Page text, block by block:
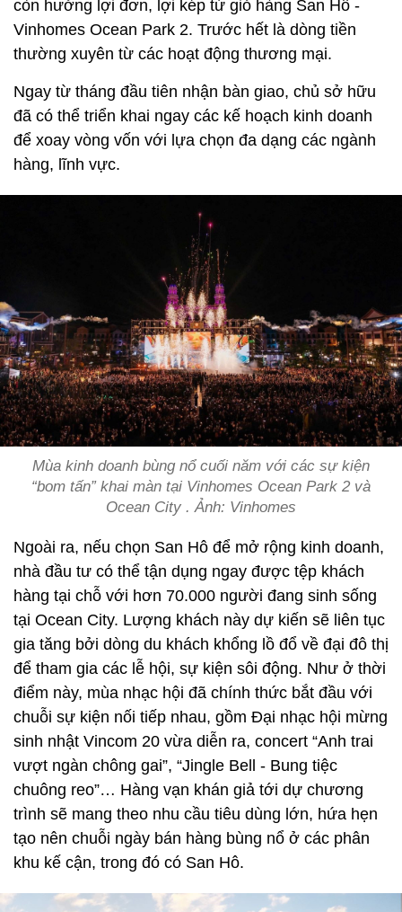
còn hưởng lợi đơn, lợi kép từ giỏ hàng San Hô -
Vinhomes Ocean Park 2. Trước hết là dòng tiền
thường xuyên từ các hoạt động thương mại.
Ngay từ tháng đầu tiên nhận bàn giao, chủ sở hữu
đã có thể triển khai ngay các kế hoạch kinh doanh
để xoay vòng vốn với lựa chọn đa dạng các ngành
hàng, lĩnh vực.
Mùa kinh doanh bùng nổ cuối năm với các sự kiện
“bom tấn” khai màn tại Vinhomes Ocean Park 2 và
Ocean City . Ảnh: Vinhomes
Ngoài ra, nếu chọn San Hô để mở rộng kinh doanh,
nhà đầu tư có thể tận dụng ngay được tệp khách
hàng tại chỗ với hơn 70.000 người đang sinh sống
tại Ocean City. Lượng khách này dự kiến sẽ liên tục
gia tăng bởi dòng du khách khổng lồ đổ về đại đô thị
để tham gia các lễ hội, sự kiện sôi động. Như ở thời
điểm này, mùa nhạc hội đã chính thức bắt đầu với
chuỗi sự kiện nối tiếp nhau, gồm Đại nhạc hội mừng
sinh nhật Vincom 20 vừa diễn ra, concert “Anh trai
vượt ngàn chông gai”, “Jingle Bell - Bung tiệc
chuông reo”… Hàng vạn khán giả tới dự chương
trình sẽ mang theo nhu cầu tiêu dùng lớn, hứa hẹn
tạo nên chuỗi ngày bán hàng bùng nổ ở các phân
khu kế cận, trong đó có San Hô.